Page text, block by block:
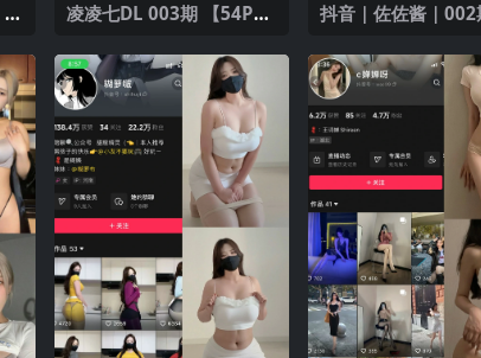
凌凌七DL 003期 【54P3
抖音｜佐佐酱｜002